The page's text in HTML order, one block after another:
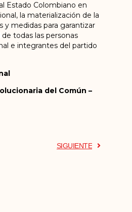
Estado Colombiano en
la materialización de la
medidas para garantizar
todas las personas
e integrantes del partido
del Común –
SIGUIENTE